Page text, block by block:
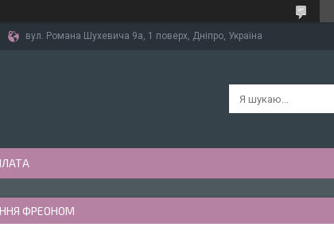
вул. Романа Шухевича 9а, 1 поверх, Дніпро, Україна
ФРЕОНОМ